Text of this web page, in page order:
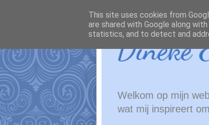
Dineke
Welkom op mijn
wat mij inspireert
This site uses cookies from
are shared with Google along
statistics, and to detect and